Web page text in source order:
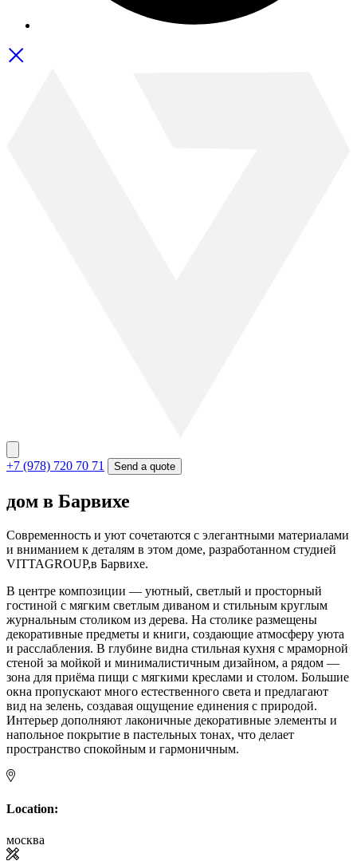
+7 (978) 720 70 71 Send a quote
дом в Барвихе
Современность и уют сочетаются с элегантными материалами
и вниманием к деталям в этом доме, разработанном студией
VITTAGROUP,в Барвихе.
В центре композиции — уютный, светлый и просторный
гостиной с мягким светлым диваном и стильным круглым
журнальным столиком из дерева. На столике размещены
декоративные предметы и книги, создающие атмосферу уюта
и расслабления. В глубине видна стильная кухня с мраморной
стеной за мойкой и минималистичным дизайном, а рядом —
зона для приёма пищи с мягкими креслами и столом. Большие
окна пропускают много естественного света и предлагают
вид на зелень, создавая ощущение единения с природой.
Интерьер дополняют лаконичные декоративные элементы и
напольное покрытие в пастельных тонах, что делает
пространство спокойным и гармоничным.
Location:
москва